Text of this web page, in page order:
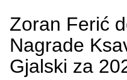
Zoran Ferić
Nagrade
Gjalski za